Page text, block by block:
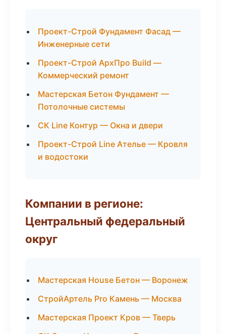
Проект-Строй Фундамент Фасад —
Инженерные сети
Проект-Строй АрхПро Build —
Коммерческий ремонт
Мастерская Бетон Фундамент —
Потолочные системы
СК Line Контур — Окна и двери
Проект-Строй Line Ателье — Кровля
и водостоки
Компании в регионе:
Центральный федеральный
округ
Мастерская House Бетон — Воронеж
СтройАртель Pro Камень — Москва
Мастерская Проект Кров — Тверь